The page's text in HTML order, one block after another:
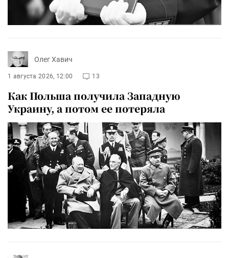
Олег Хавич
1 августа 2026, 12:00 13
Как Польша получила Западную
Украину, а потом ее потеряла